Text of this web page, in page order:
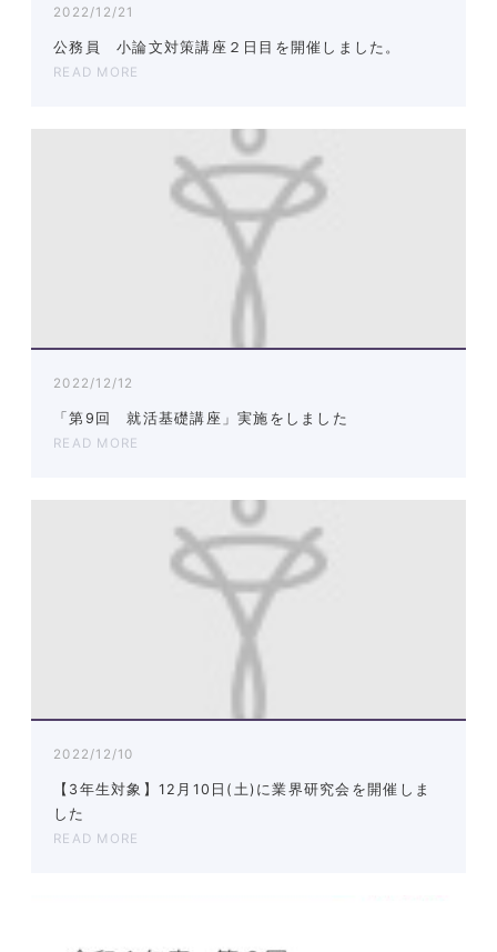
2022/12/21
公務員 小論文対策講座２日目を開催しました。
READ MORE
2022/12/12
「第9回 就活基礎講座」実施をしました
READ MORE
2022/12/10
【3年生対象】12月10日(土)に業界研究会を開催しま
した
READ MORE